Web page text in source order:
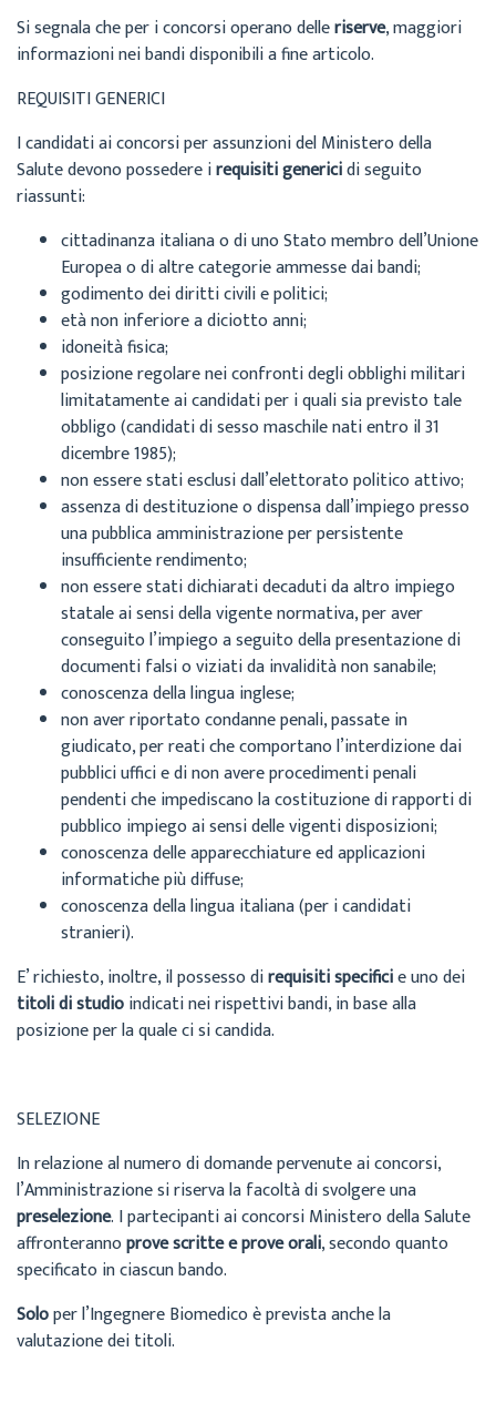
Si segnala che per i concorsi operano delleriserve, maggiori
informazioni nei bandi disponibili a fine articolo.
REQUISITI GENERICI
I candidati ai concorsi per assunzioni del Ministero della
Salute devono possedere irequisiti genericidi seguito
riassunti:
cittadinanza italiana o di uno Stato membro dell’Unione
Europea o di altre categorie ammesse dai bandi;
godimento dei diritti civili e politici;
età non inferiore a diciotto anni;
idoneità fisica;
posizione regolare nei confronti degli obblighi militari
limitatamente ai candidati per i quali sia previsto tale
obbligo (candidati di sesso maschile nati entro il 31
dicembre 1985);
non essere stati esclusi dall’elettorato politico attivo;
assenza di destituzione o dispensa dall’impiego presso
una pubblica amministrazione per persistente
insufficiente rendimento;
non essere stati dichiarati decaduti da altro impiego
statale ai sensi della vigente normativa, per aver
conseguito l’impiego a seguito della presentazione di
documenti falsi o viziati da invalidità non sanabile;
conoscenza della lingua inglese;
non aver riportato condanne penali, passate in
giudicato, per reati che comportano l’interdizione dai
pubblici uffici e di non avere procedimenti penali
pendenti che impediscano la costituzione di rapporti di
pubblico impiego ai sensi delle vigenti disposizioni;
conoscenza delle apparecchiature ed applicazioni
informatiche più diffuse;
conoscenza della lingua italiana (per i candidati
stranieri).
E’ richiesto, inoltre, il possesso direquisiti specificie uno dei
titoli di studioindicati nei rispettivi bandi, in base alla
posizione per la quale ci si candida.
SELEZIONE
In relazione al numero di domande pervenute ai concorsi,
l’Amministrazione si riserva la facoltà di svolgere una
preselezione. I partecipanti ai concorsi Ministero della Salute
affronterannoprove scritte e prove orali, secondo quanto
specificato in ciascun bando.
Soloper l’Ingegnere Biomedico è prevista anche la
valutazione dei titoli.